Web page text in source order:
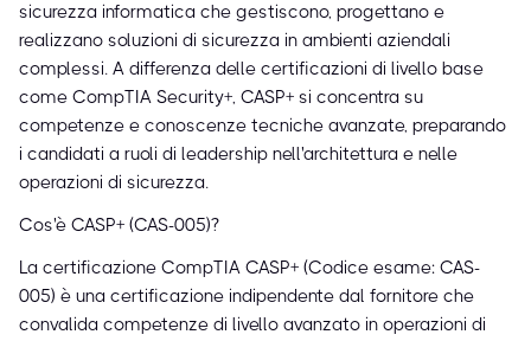
sicurezza informatica che gestiscono, progettano e
realizzano soluzioni di sicurezza in ambienti aziendali
complessi. A differenza delle certificazioni di livello base
come CompTIA Security+, CASP+ si concentra su
competenze e conoscenze tecniche avanzate, preparando
i candidati a ruoli di leadership nell'architettura e nelle
operazioni di sicurezza.
Cos'è CASP+ (CAS-005)?
La certificazione CompTIA CASP+ (Codice esame: CAS-
005) è una certificazione indipendente dal fornitore che
convalida competenze di livello avanzato in operazioni di